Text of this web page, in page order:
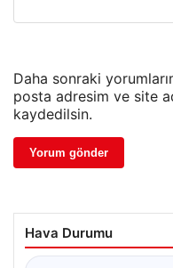
Daha sonraki
posta adresim ve site
kaydedilsin.
Hava Durumu